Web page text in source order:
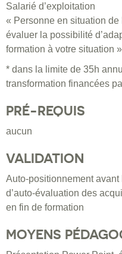
Salarié d’exploitation
« Personne en situation
évaluer la possibilité
formation à votre situation »
* dans la limite de 35h
transformation financées
PRÉ-REQUIS
aucun
VALIDATION
Auto-positionnement
d’auto-évaluation des
en fin de formation
MOYENS